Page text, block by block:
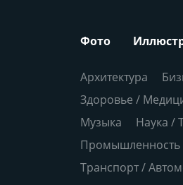
Фото
Архитектура
Здоровье /
Музыка
Наука /
Промышленность
Транспорт /